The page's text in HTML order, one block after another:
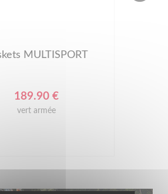
MULTISPORT
189.90 €
vert armée